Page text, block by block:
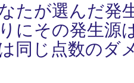
たが選んだ発
にその発生源
同じ点数のダ